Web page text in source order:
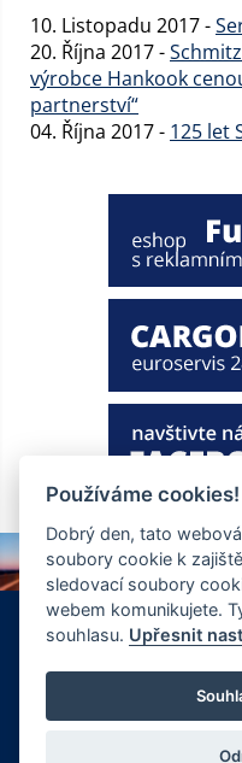
10. Listopadu 2017 -
20. Října 2017 -
výrobce Hankook
partnerství“
04. Října 2017 - 125 let
+420 326 901 186
© Copyright 2026
FlexiSystems s.r.o.:e-
Používáme cookies!
Dobrý den, tato
soubory cookie k
sledovací soubory
webem komunikujete.
souhlasu. Upřesnit